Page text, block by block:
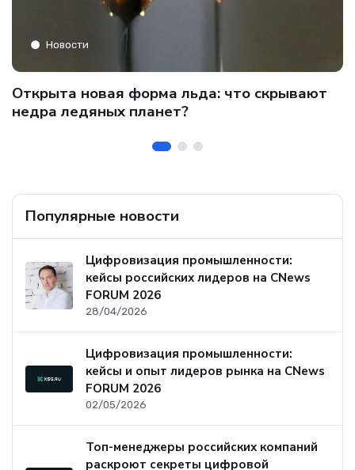
Новости
Открыта новая форма льда: что скрывают
недра ледяных планет?
Популярные новости
Цифровизация промышленности:
кейсы российских лидеров на CNews
FORUM 2026
28/04/2026
Цифровизация промышленности:
кейсы и опыт лидеров рынка на CNews
FORUM 2026
02/05/2026
Топ-менеджеры российских компаний
раскроют секреты цифровой